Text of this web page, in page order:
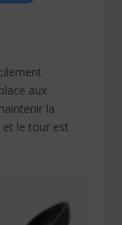
aux
la
et le tour est